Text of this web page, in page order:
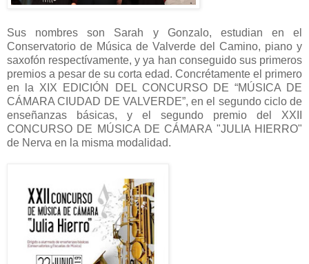
Sus nombres son Sarah y Gonzalo, estudian en el
Conservatorio de Música de Valverde del Camino, piano y
saxofón respectívamente, y ya han conseguido sus primeros
premios a pesar de su corta edad. Concrétamente el primero
en la XIX EDICIÓN DEL CONCURSO DE “MÚSICA DE
CÁMARA CIUDAD DE VALVERDE”, en el segundo ciclo de
enseñanzas básicas, y el segundo premio del XXII
CONCURSO DE MÚSICA DE CÁMARA "JULIA HIERRO"
de Nerva en la misma modalidad.